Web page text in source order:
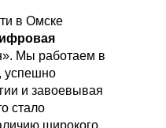
в Омске
Мы работаем в
успешно
и завоевывая
стало
широкого